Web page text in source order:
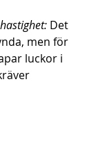
Det
men för
luckor i